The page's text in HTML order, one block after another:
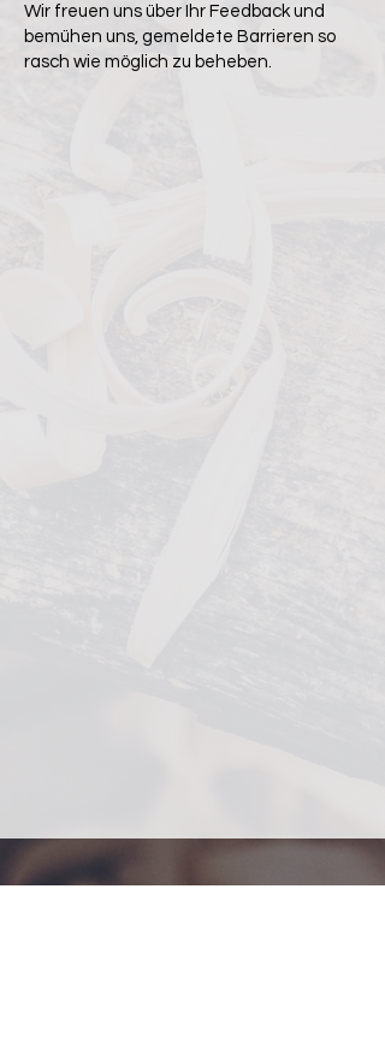
Wir freuen uns über Ihr Feedback und
bemühen uns, gemeldete Barrieren so
rasch wie möglich zu beheben.